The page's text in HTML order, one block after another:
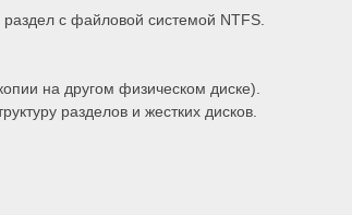
с файловой системой NTFS.
на другом физическом диске).
разделов и жестких дисков.